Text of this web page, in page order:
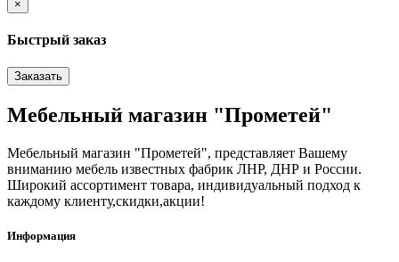
×
Быстрый заказ
Заказать
Мебельный магазин "Прометей"
Мебельный магазин "Прометей", представляет Вашему
вниманию мебель известных фабрик ЛНР, ДНР и России.
Широкий ассортимент товара, индивидуальный подход к
каждому клиенту,скидки,акции!
Информация